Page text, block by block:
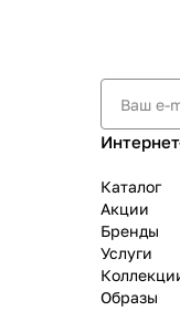
Каталог
Акции
Бренды
Услуги
Образы